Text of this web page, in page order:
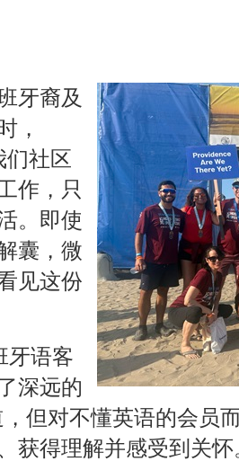
牙裔及
，
们社区
作，只
。即使
囊，微
见这份
牙语客
深远的
但对不懂英语的会员
获得理解并感受到关怀